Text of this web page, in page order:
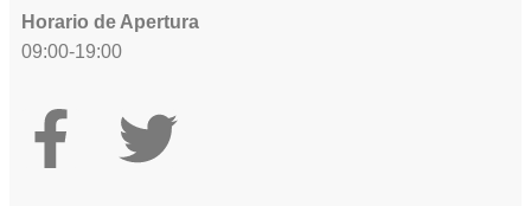
Horario de Apertura
09:00-19:00